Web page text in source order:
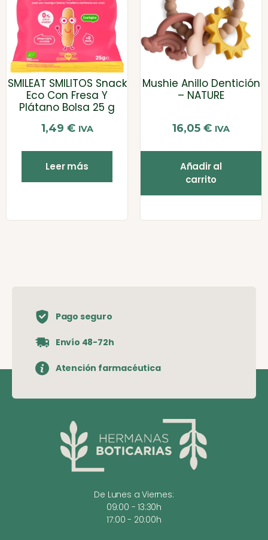
SMILEAT SMILITOS Snack
Eco Con Fresa Y
Plátano Bolsa 25 g
1,49 € IVA
Leer más
Mushie Anillo Dentición
– NATURE
16,05 € IVA
Añadir al
carrito
Pago seguro
Envío 48-72h
Atención farmacéutica
De Lunes a Viernes:
09:00 - 13:30h
17:00 - 20:00h